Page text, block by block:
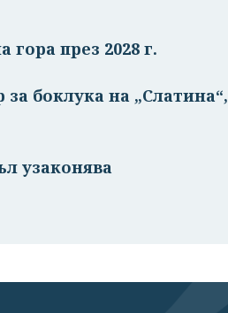
през 2028 г.
боклука на „Слатина“,
узаконява